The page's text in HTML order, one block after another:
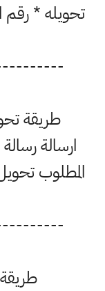
تحويله * رقم
طريقة
المطلوب تحويل